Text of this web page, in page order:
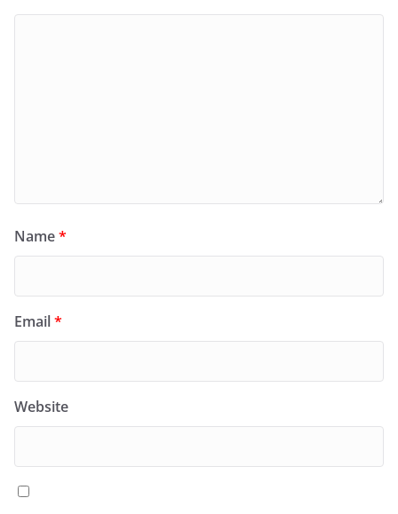
Name*
Email*
Website